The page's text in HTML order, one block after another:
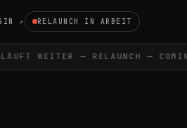
↗ RELAUNCH IN ARBEIT
WEITER — RELAUNCH —